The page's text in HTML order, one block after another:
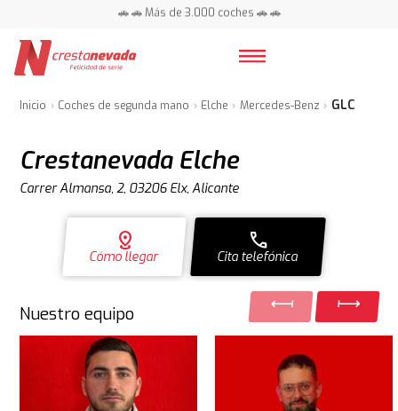
🚗 🚗 Más de 3.000 coches 🚗 🚗
Inicio Coches de segunda mano Elche Mercedes-Benz GLC
Crestanevada Elche
Carrer Almansa, 2, 03206 Elx, Alicante
distance
Cómo llegar
call
Cita telefónica
Nuestro equipo